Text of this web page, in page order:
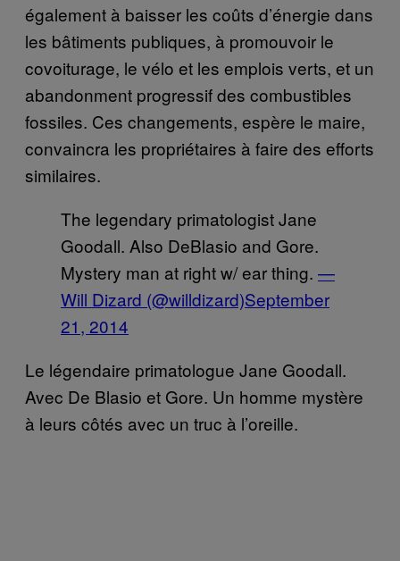
également à baisser les coûts d’énergie dans
les bâtiments publiques, à promouvoir le
covoiturage, le vélo et les emplois verts, et un
abandonment progressif des combustibles
fossiles. Ces changements, espère le maire,
convaincra les propriétaires à faire des efforts
similaires.
The legendary primatologist Jane
Goodall. Also DeBlasio and Gore.
Mystery man at right w/ ear thing. —
Will Dizard (@willdizard)September
21, 2014
Le légendaire primatologue Jane Goodall.
Avec De Blasio et Gore. Un homme mystère
à leurs côtés avec un truc à l’oreille.